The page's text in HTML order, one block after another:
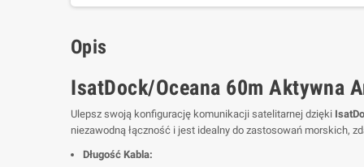
Opis
IsatDock/Oceana 60m Aktywna
Ulepsz swoją konfigurację komunikacji satelitarnej dzięki
niezawodną łączność i jest idealny do zastosowań morskich,
Długość Kabla: